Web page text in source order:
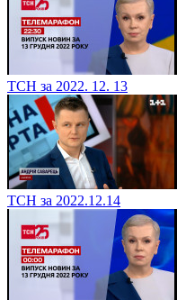
ТСН за 2022. 12. 13
ТСН за 2022.12.14